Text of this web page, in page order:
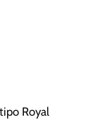
tipo Royal